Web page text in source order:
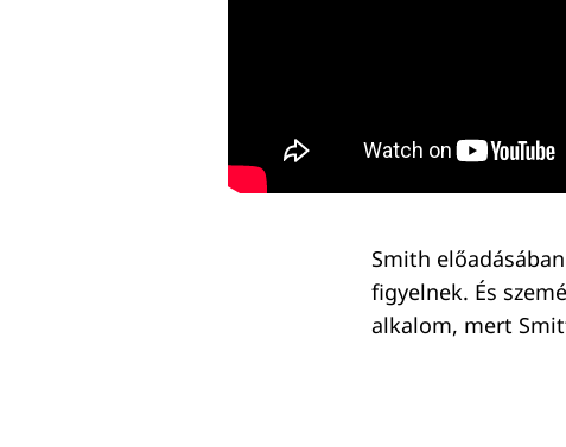
Smith
figyelnek. És
alkalom, mert